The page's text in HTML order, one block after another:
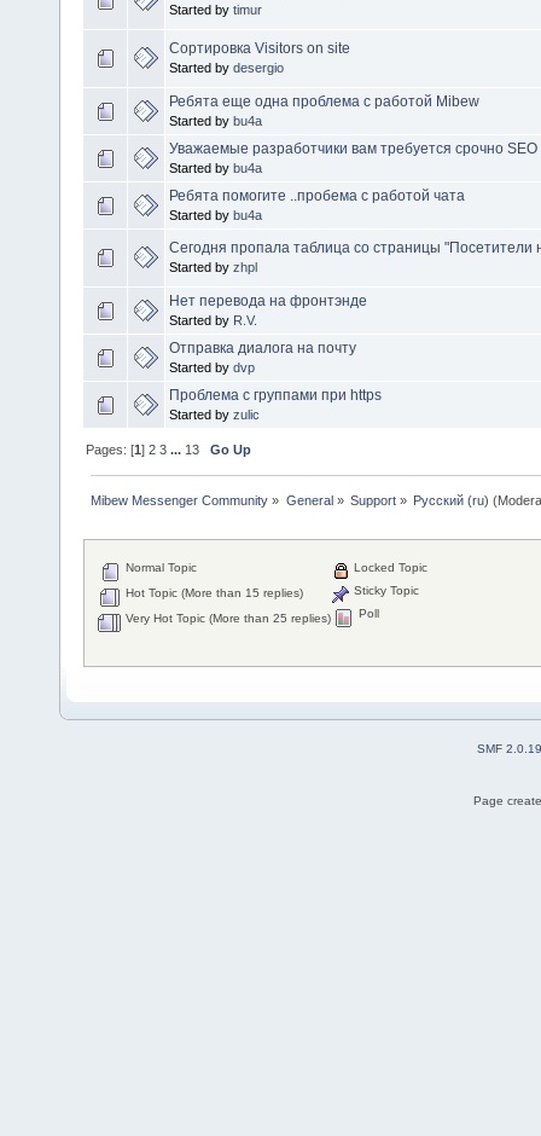
Started by timur
Сортировка Visitors on site
Started by desergio
Ребята еще одна проблема с работой Mibew
Started by bu4a
Уважаемые разработчики вам требуется срочно
Started by bu4a
Ребята помогите ..пробема с работой чата
Started by bu4a
Сегодня пропала таблица со страницы "Посетители
Started by zhpl
Нет перевода на фронтэнде
Started by R.V.
Отправка диалога на почту
Started by dvp
Проблема с группами при https
Started by zulic
Pages: [1]2 3 ... 13 Go Up
Mibew Messenger Community » General» Support» Русский (ru)
Normal Topic
Hot Topic (More than 15 replies)
Very Hot Topic (More than 25 replies)
Locked Topic
Sticky Topic
Poll
SMF 2.0.19
Page